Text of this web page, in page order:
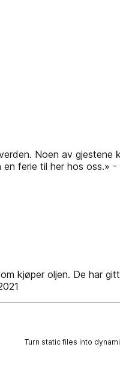
Noen av
ferie til her hos oss.» -
kjøper oljen. De har
Turn static files into